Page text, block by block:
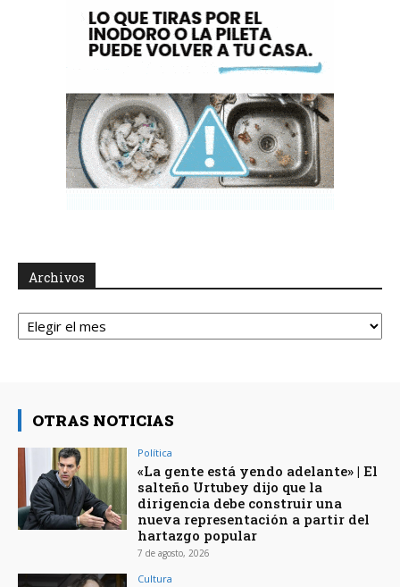
Archivos
Archivos
OTRAS NOTICIAS
Política
«La gente está yendo adelante» | El
salteño Urtubey dijo que la
dirigencia debe construir una
nueva representación a partir del
hartazgo popular
7 de agosto, 2026
Cultura